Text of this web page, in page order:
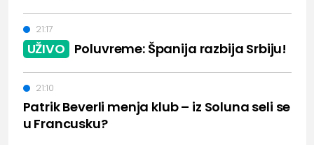
UŽIVO Poluvreme: Španija razbija Srbiju!
21:17
Patrik Beverli menja klub – iz Soluna seli se
u Francusku?
21:10